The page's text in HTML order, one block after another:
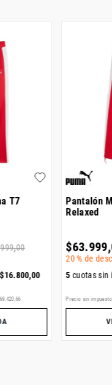
T7
999,00
$16.800,00
69.420 ,66
Pantalón
Relaxed
$63.999,
20 % de
5cuotas
Precio sin